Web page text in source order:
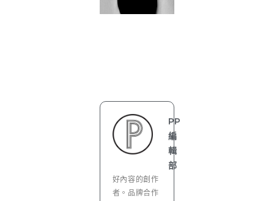
PP
編
輯
部
好內容的創作
者。品牌合作